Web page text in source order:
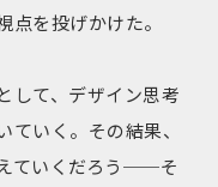
点を投げかけた。
して、デザイン思考
いく。その結果、
ていくだろう──そ